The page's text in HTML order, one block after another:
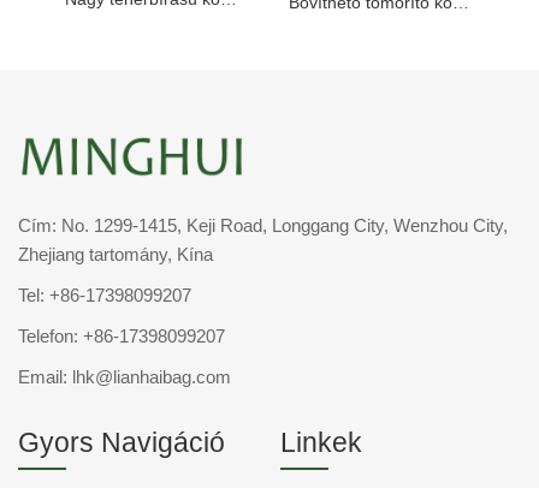
Cím: No. 1299-1415, Keji Road, Longgang City, Wenzhou City,
Zhejiang tartomány, Kína
Tel: +86-17398099207
Telefon: +86-17398099207
Email: lhk@lianhaibag.com
Gyors Navigáció Linkek